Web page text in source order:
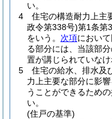
い。
4
住宅の構造耐力上主
政令第338号)第1条第
をいう。 次項におい
る部分には、当該部
置が講じられていなけ
5
住宅の給水、排水及
力上主要な部分に影
うことができるため
い。
(住戸の基準)